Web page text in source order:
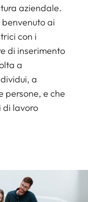
aziendale.
ai
con i
di inserimento
a
a
persone, e che
di lavoro